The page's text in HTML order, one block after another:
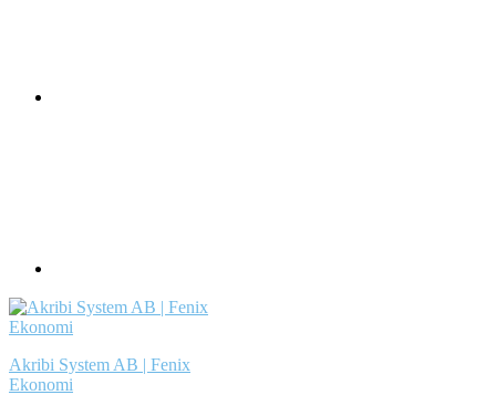
Akribi System AB | Fenix
Ekonomi